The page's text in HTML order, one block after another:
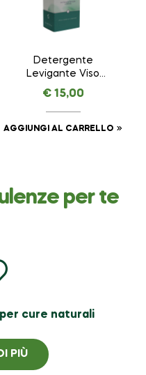
Detergente
Levigante Viso
AMAVITAL da 150 ml
€15,00
AGGIUNGI AL CARRELLO
per te
cure naturali
PIÙ